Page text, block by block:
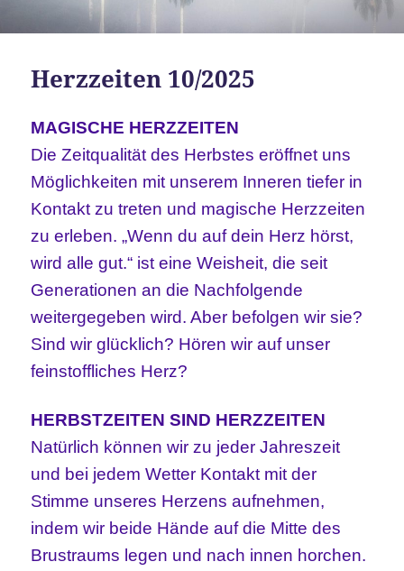
Herzzeiten 10/2025
MAGISCHE HERZZEITEN
Die Zeitqualität des Herbstes eröffnet uns
Möglichkeiten mit unserem Inneren tiefer in
Kontakt zu treten und magische Herzzeiten
zu erleben. „Wenn du auf dein Herz hörst,
wird alle gut.“ ist eine Weisheit, die seit
Generationen an die Nachfolgende
weitergegeben wird. Aber befolgen wir sie?
Sind wir glücklich? Hören wir auf unser
feinstoffliches Herz?
HERBSTZEITEN SIND HERZZEITEN
Natürlich können wir zu jeder Jahreszeit
und bei jedem Wetter Kontakt mit der
Stimme unseres Herzens aufnehmen,
indem wir beide Hände auf die Mitte des
Brustraums legen und nach innen horchen.